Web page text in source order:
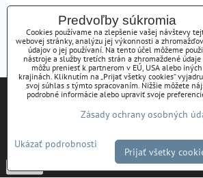
HYPERFILTER HFN 030
Filter stlačeného vzduchu HIROSS
vložkou a odvádzačom 180m3/h, 3/4"
Predvoľby súkromia
Cookies používame na zlepšenie vašej návštevy
webovej stránky, analýzu jej výkonnosti a
údajov o jej používaní. Na tento účel môžeme
nástroje a služby tretích strán a zhromaždené údaje
môžu preniesť k partnerom v EÚ, USA alebo iných
krajinách. Kliknutím na „Prijať všetky cookies“
svoj súhlas s týmto spracovaním. Nižšie môžete
podrobné informácie alebo upraviť svoje
Zásady ochrany osobných
Ukázať podrobnosti
Prijať všetky
Tieto internetové stránky používajú súbory
Bližšie informácie o použitých súboroch
ako je možné zabrániť ich používaniu
Zásady Ochrany osobných údajov